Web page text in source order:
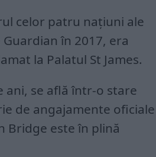
celor patru națiuni ale
în 2017, era
la Palatul St James.
ani, se află într-o stare
de angajamente oficiale
Bridge este în plină